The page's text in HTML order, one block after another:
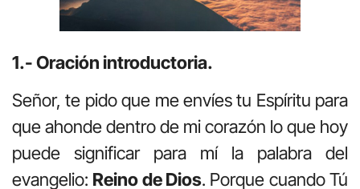
1.- Oración introductoria.
Señor, te pido que me envíes tu Espíritu para
que ahonde dentro de mi corazón lo que hoy
puede significar para mí la palabra del
evangelio: Reino de Dios. Porque cuando Tú